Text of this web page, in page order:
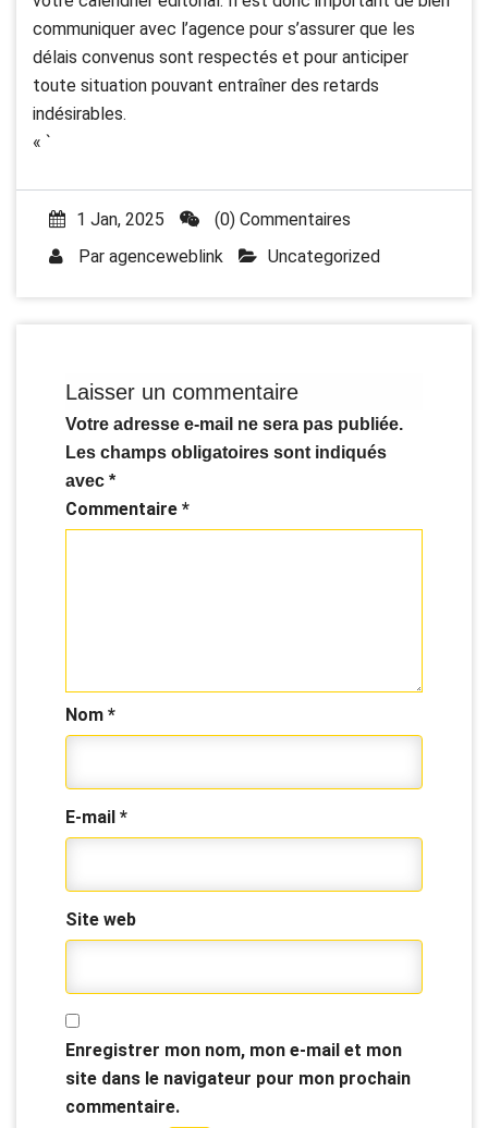
communiquer avec l’agence pour s’assurer que les
délais convenus sont respectés et pour anticiper
toute situation pouvant entraîner des retards
indésirables.
« `
1 Jan, 2025
(0) Commentaires
Par agenceweblink Uncategorized
Laisser un commentaire
Votre adresse e-mail ne sera pas publiée.
Les champs obligatoires sont indiqués
avec *
Commentaire *
Nom *
E-mail *
Site web
Enregistrer mon nom, mon e-mail et mon
site dans le navigateur pour mon prochain
commentaire.